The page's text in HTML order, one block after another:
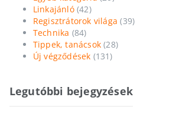
Linkajánló(42)
Regisztrátorok világa (39)
Technika (84)
Tippek, tanácsok (28)
Új végződések (131)
Legutóbbi bejegyzések